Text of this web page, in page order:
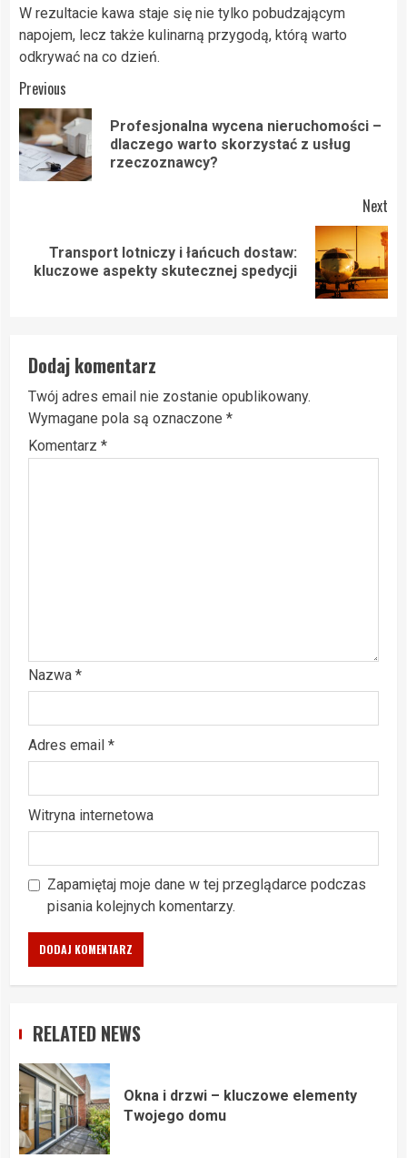
W rezultacie kawa staje się nie tylko pobudzającym
napojem, lecz także kulinarną przygodą, którą warto
odkrywać na co dzień.
Post
navigation
Previous
Profesjonalna wycena nieruchomości –
dlaczego warto skorzystać z usług
rzeczoznawcy?
Next
post:
Transport lotniczy i łańcuch dostaw:
kluczowe aspekty skutecznej spedycji
Dodaj komentarz
Twój adres email nie zostanie opublikowany.
Wymagane pola są oznaczone *
Komentarz *
Nazwa *
Adres email *
Witryna internetowa
Zapamiętaj moje dane w tej przeglądarce podczas
pisania kolejnych komentarzy.
RELATED NEWS
Okna i drzwi – kluczowe elementy
Twojego domu